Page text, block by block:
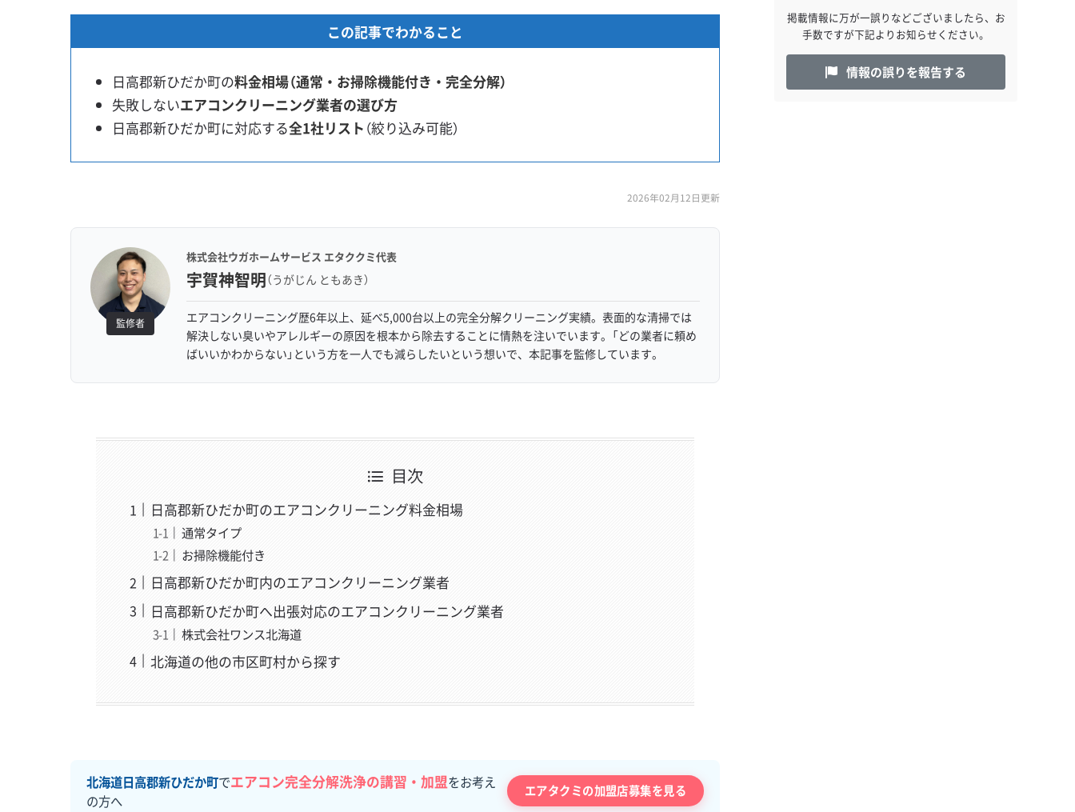
この記事でわかること
日高郡新ひだか町の料金相場（通常・お掃除機能付き・完全分解）
失敗しないエアコンクリーニング業者の選び方
日高郡新ひだか町に対応する全1社リスト （絞り込み可能）
2026年02月12日更新
監修者
株式会社ウガホームサービス エタククミ代表
宇賀神智明（うがじん ともあき）
エアコンクリーニング歴6年以上、延べ5,000台以上の完全分解クリーニング実績。表面的な清掃では
解決しない臭いやアレルギーの原因を根本から除去することに情熱を注いでいます。「どの業者に頼め
ばいいかわからない」という方を一人でも減らしたいという想いで、本記事を監修しています。
目次
日高郡新ひだか町のエアコンクリーニング料金相場
通常タイプ
お掃除機能付き
日高郡新ひだか町内のエアコンクリーニング業者
日高郡新ひだか町へ出張対応のエアコンクリーニング業者
株式会社ワンス北海道
北海道の他の市区町村から探す
北海道日高郡新ひだか町でエアコン完全分解洗浄の講習・加盟をお考え
の方へ
エアタクミの加盟店募集を見る
掲載情報に万が一誤りなどございましたら、お
手数ですが下記よりお知らせください。
情報の誤りを報告する